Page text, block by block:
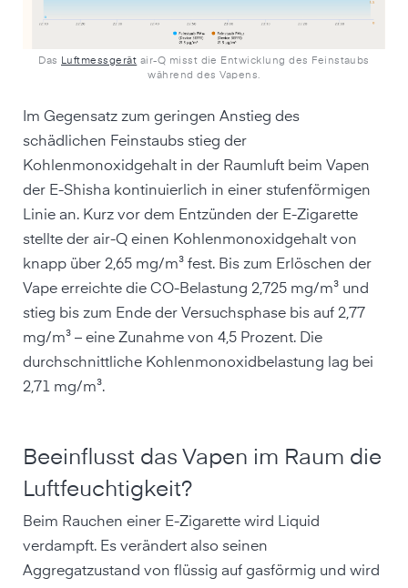
Das Luftmessgerät air-Q misst die Entwicklung des Feinstaubs
während des Vapens.
Im Gegensatz zum geringen Anstieg des
schädlichen Feinstaubs stieg der
Kohlenmonoxidgehalt in der Raumluft beim Vapen
der E-Shisha kontinuierlich in einer stufenförmigen
Linie an. Kurz vor dem Entzünden der E-Zigarette
stellte der air-Q einen Kohlenmonoxidgehalt von
knapp über 2,65 mg/m³ fest. Bis zum Erlöschen der
Vape erreichte die CO-Belastung 2,725 mg/m³ und
stieg bis zum Ende der Versuchsphase bis auf 2,77
mg/m³ – eine Zunahme von 4,5 Prozent. Die
durchschnittliche Kohlenmonoxidbelastung lag bei
2,71 mg/m³.
Beeinflusst das Vapen im Raum die
Luftfeuchtigkeit?
Beim Rauchen einer E-Zigarette wird Liquid
verdampft. Es verändert also seinen
Aggregatzustand von flüssig auf gasförmig und wird